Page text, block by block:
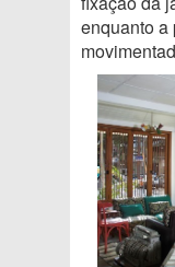
enquanto a